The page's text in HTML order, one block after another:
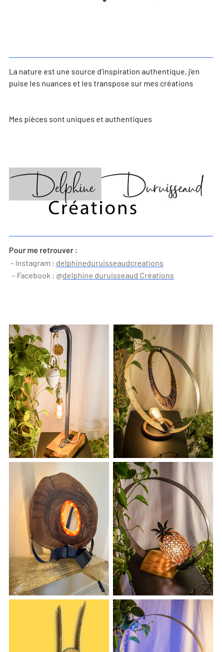
La nature est une source d’inspiration authentique, j’en
puise les nuances et les transpose sur mes créations
Mes pièces sont uniques et authentiques
Pour me retrouver :
– Instagram : delphineduruisseaudcreations
– Facebook : @delphine duruisseaud Créations